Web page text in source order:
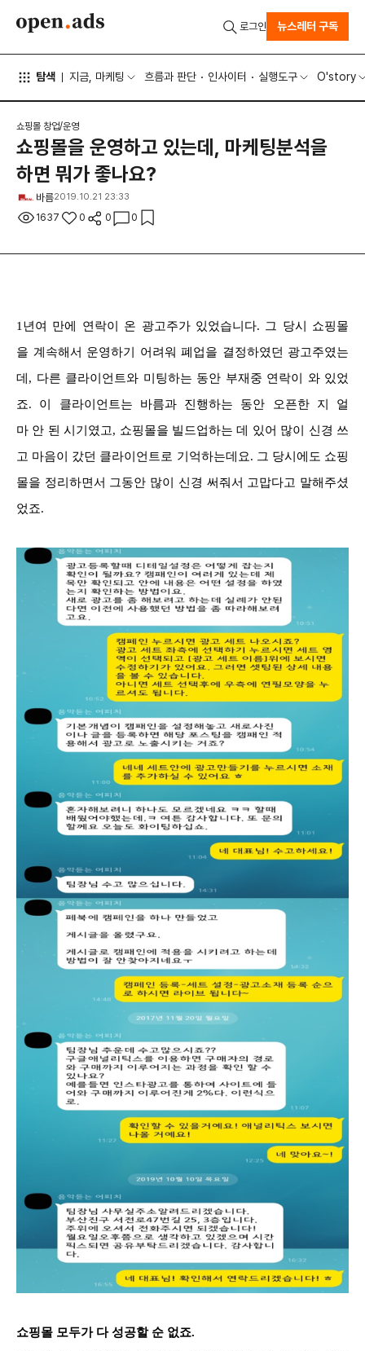
탐색 지금, 마케팅 흐름과 판단 인사이터 실행도구 O'story
로그인 뉴스레터 구독
쇼핑몰 창업/운영
쇼핑몰을 운영하고 있는데, 마케팅분석을
하면 뭐가 좋나요?
바름2019.10.21 23:33
1637 0 0 0
1년여 만에 연락이 온 광고주가 있었습니다. 그 당시 쇼핑몰
을 계속해서 운영하기 어려워 폐업을 결정하였던 광고주였는
데, 다른 클라이언트와 미팅하는 동안 부재중 연락이 와 있었
죠. 이 클라이언트는 바름과 진행하는 동안 오픈한 지 얼
마 안 된 시기였고, 쇼핑몰을 빌드업하는 데 있어 많이 신경 쓰
고 마음이 갔던 클라이언트로 기억하는데요. 그 당시에도 쇼핑
몰을 정리하면서 그동안 많이 신경 써줘서 고맙다고 말해주셨
었죠.
쇼핑몰 모두가 다 성공할 순 없죠.